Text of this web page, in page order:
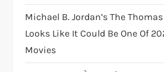
o
n
Michael B. Jordan’s The
Looks Like It Could Be One Of
Movies